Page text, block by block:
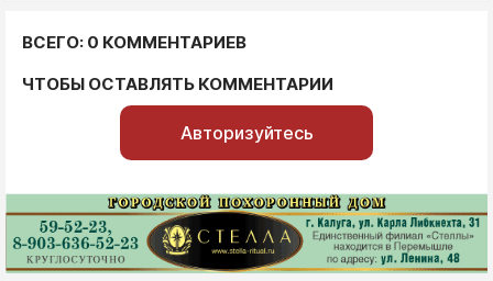
ВСЕГО: 0 КОММЕНТАРИЕВ
ЧТОБЫ ОСТАВЛЯТЬ КОММЕНТАРИИ
Авторизуйтесь